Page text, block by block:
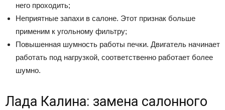
него проходить;
Неприятные запахи в салоне. Этот признак больше
применим к угольному фильтру;
Повышенная шумность работы печки. Двигатель начинает
работать под нагрузкой, соответственно работает более
шумно.
Лада Калина: замена салонного